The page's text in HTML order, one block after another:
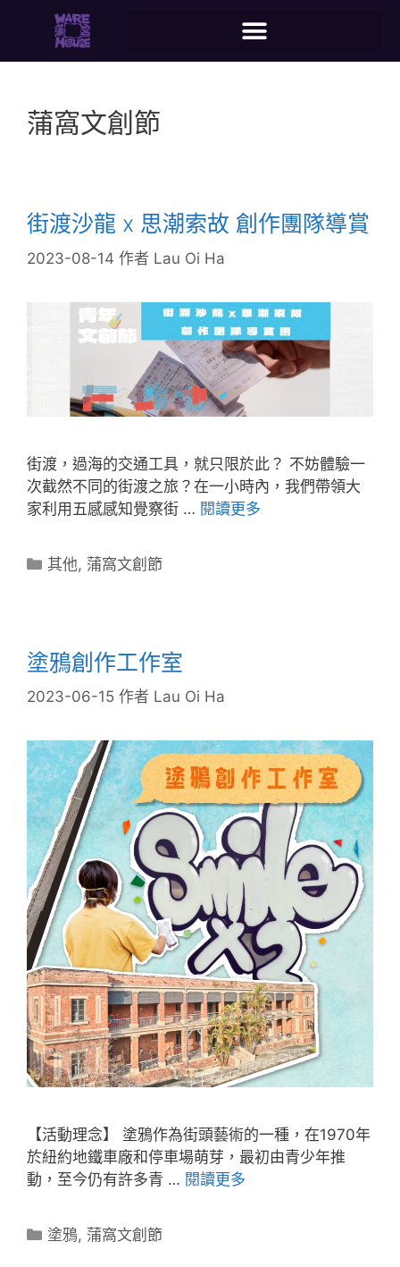
蒲窩文創節
街渡沙龍 x 思潮索故 創作團隊導賞
2023-08-14 作者 Lau Oi Ha
街渡，過海的交通工具，就只限於此？ 不妨體驗一
次截然不同的街渡之旅？在一小時內，我們帶領大
家利用五感感知覺察街 … 閱讀更多
其他, 蒲窩文創節
塗鴉創作工作室
2023-06-15 作者 Lau Oi Ha
【活動理念】 塗鴉作為街頭藝術的一種，在1970年
於紐約地鐵車廠和停車場萌芽，最初由青少年推
動，至今仍有許多青 … 閱讀更多
塗鴉, 蒲窩文創節